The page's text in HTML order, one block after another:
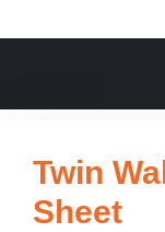
Twin
Sheet